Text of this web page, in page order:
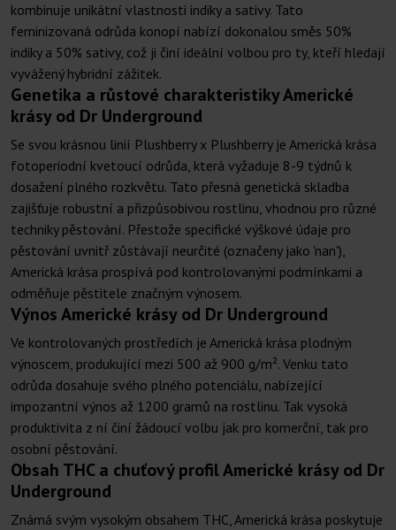
kombinuje unikátní vlastnosti indiky a sativy. Tato
feminizovaná odrůda konopí nabízí dokonalou směs 50%
indiky a 50% sativy, což ji činí ideální volbou pro ty, kteří hledají
vyvážený hybridní zážitek.
Genetika a růstové charakteristiky Americké
krásy od Dr Underground
Se svou krásnou linií Plushberry x Plushberry je Americká krása
fotoperiodní kvetoucí odrůda, která vyžaduje 8-9 týdnů k
dosažení plného rozkvětu. Tato přesná genetická skladba
zajišťuje robustní a přizpůsobivou rostlinu, vhodnou pro různé
techniky pěstování. Přestože specifické výškové údaje pro
pěstování uvnitř zůstávají neurčité (označeny jako 'nan'),
Americká krása prospívá pod kontrolovanými podmínkami a
odměňuje pěstitele značným výnosem.
Výnos Americké krásy od Dr Underground
Ve kontrolovaných prostředích je Americká krása plodným
výnoscem, produkující mezi 500 až 900 g/m². Venku tato
odrůda dosahuje svého plného potenciálu, nabízející
impozantní výnos až 1200 gramů na rostlinu. Tak vysoká
produktivita z ní činí žádoucí volbu jak pro komerční, tak pro
osobní pěstování.
Obsah THC a chuťový profil Americké krásy od Dr
Underground
Známá svým vysokým obsahem THC, Americká krása poskytuje